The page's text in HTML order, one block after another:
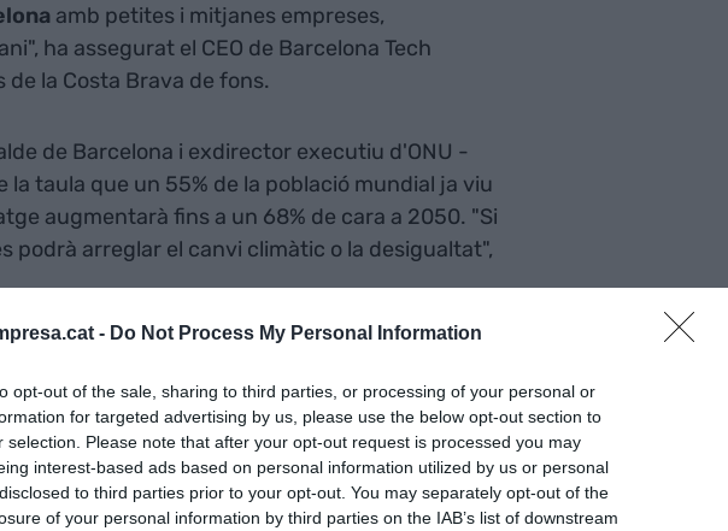
- Do Not Process My Personal Information
opt-out of the sale, sharing to third parties, or processing of your personal or
for targeted advertising by us, please use the below opt-out section to
selection. Please note that after your opt-out request is processed you may
interest-based ads based on personal information utilized by us or personal
to third parties prior to your opt-out. You may separately opt-out of the
of your personal information by third parties on the IAB’s list of downstream
amb petites i mitjanes empreses,
ha assegurat el CEO de Barcelona Tech
de la Costa Brava de fons.
de Barcelona i exdirector executiu d'ONU -
la taula que un 55% de la població mundial ja viu
augmentarà fins a un 68% de cara a 2050. "Si
podrà arreglar el canvi climàtic o la desigualtat",
"Hem de
les
i pensar en